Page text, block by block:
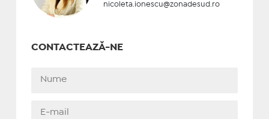
nicoleta.ionescu@zonadesud.ro
CONTACTEAZĂ-NE